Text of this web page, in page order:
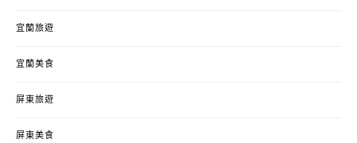
宜蘭旅遊
宜蘭美食
屏東旅遊
屏東美食